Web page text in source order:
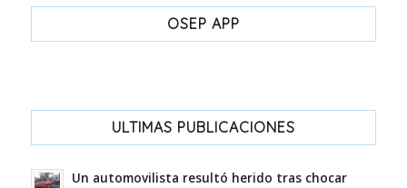
OSEP APP
ULTIMAS PUBLICACIONES
Un automovilista resultó herido tras chocar